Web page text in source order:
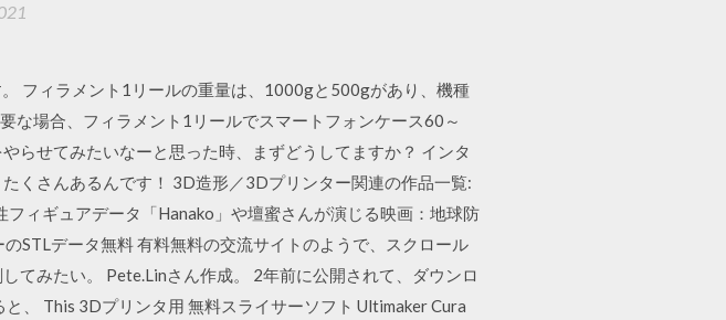
フィラメント1リールの重量は、1000gと500gがあり、機種
な場合、フィラメント1リールでスマートフォンケース60～
らせてみたいなーと思った時、まずどうしてますか？ インタ
くさんあるんです！ 3D造形／3Dプリンター関連の作品一覧:
ィギュアデータ「Hanako」や壇蜜さんが演じる映画：地球防
STLデータ無料 有料無料の交流サイトのようで、スクロール
てみたい。 Pete.Linさん作成。 2年前に公開されて、ダウンロ
、 This 3Dプリンタ用 無料スライサーソフト Ultimaker Cura